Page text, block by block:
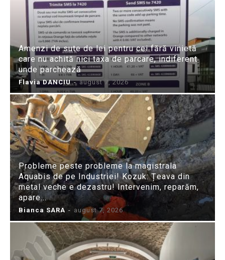
Amenzi de sute de lei pentru cei fără vinietă
care nu achită nici taxa de parcare, indiferent
unde parchează
Flavia DANCIU - august 7, 2026
Probleme peste probleme la magistrala
Aquabis de pe Industriei! Kozuk: Țeava din
metal veche e dezastru! Intervenim, reparăm,
apare...
Bianca SARA - august 7, 2026